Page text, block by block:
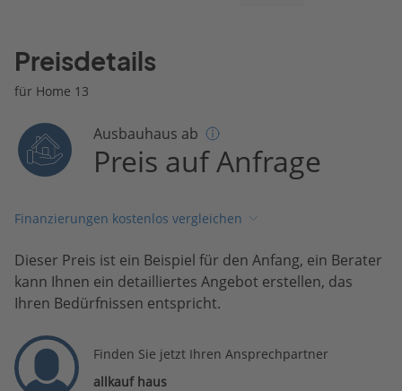
Preisdetails
für Home 13
Ausbauhaus ab
Preis auf Anfrage
Finanzierungen kostenlos vergleichen
Dieser Preis ist ein Beispiel für den Anfang, ein Berater
kann Ihnen ein detailliertes Angebot erstellen, das
Ihren Bedürfnissen entspricht.
Finden Sie jetzt Ihren Ansprechpartner
allkauf haus